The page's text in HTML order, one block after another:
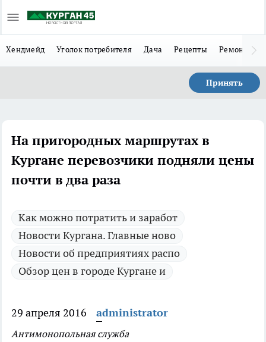
Хендмейд Уголок потребителя Дача Рецепты Ремонт
Принять
На пригородных маршрутах в
Кургане перевозчики подняли цены
почти в два раза
Как можно потратить и заработ
Новости Кургана. Главные ново
Новости об предприятиях распо
Обзор цен в городе Кургане и
29 апреля 2016 administrator
Антимонопольная служба